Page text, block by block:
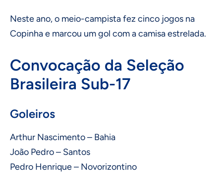
Neste ano, o meio-campista fez cinco jogos na
Copinha e marcou um gol com a camisa estrelada.
Convocação da Seleção
Brasileira Sub-17
Goleiros
Arthur Nascimento – Bahia
João Pedro – Santos
Pedro Henrique – Novorizontino